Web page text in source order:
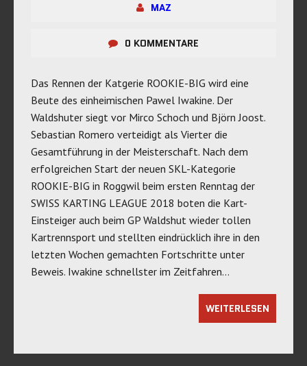
MAZ
0 KOMMENTARE
Das Rennen der Katgerie ROOKIE-BIG wird eine
Beute des einheimischen Pawel Iwakine. Der
Waldshuter siegt vor Mirco Schoch und Björn Joost.
Sebastian Romero verteidigt als Vierter die
Gesamtführung in der Meisterschaft. Nach dem
erfolgreichen Start der neuen SKL-Kategorie
ROOKIE-BIG in Roggwil beim ersten Renntag der
SWISS KARTING LEAGUE 2018 boten die Kart-
Einsteiger auch beim GP Waldshut wieder tollen
Kartrennsport und stellten eindrücklich ihre in den
letzten Wochen gemachten Fortschritte unter
Beweis. Iwakine schnellster im Zeitfahren…
WEITERLESEN